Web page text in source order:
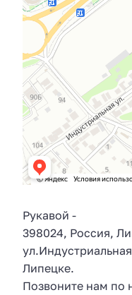
Рукавой -
398024, Россия,
ул.
Липецке.
Позвоните нам по